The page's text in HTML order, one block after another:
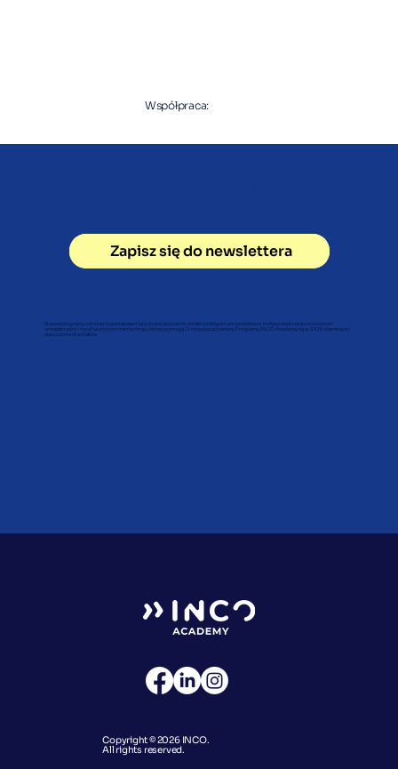
Współpraca:
Skontaktuj się z nami
Zapisz się do newslettera
Nasze programy szkoleniowe zapewniają doświadczenie, dzięki praktycznym projektom, indywidualnemu rozwojowi
umiejętności i możliwościom mentoringu, które pomogą Ci rozpocząć karierę. Programy INCO Academy są w 100% darmowe i
stworzone dla Ciebie
Copyright © 2026 INCO.
All rights reserved.